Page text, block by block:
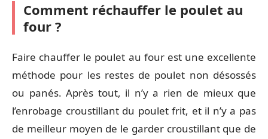
Comment réchauffer le poulet au
four ?
Faire chauffer le poulet au four est une excellente
méthode pour les restes de poulet non désossés
ou panés. Après tout, il n’y a rien de mieux que
l’enrobage croustillant du poulet frit, et il n’y a pas
de meilleur moyen de le garder croustillant que de